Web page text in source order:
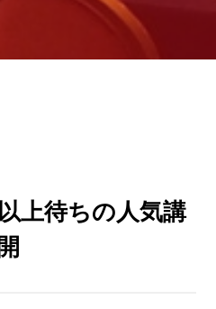
上待ちの人気講